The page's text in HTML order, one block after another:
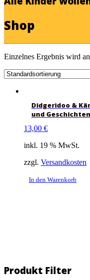
Shop
Einzelnes Ergebnis wird
Didgeridoo &
und
13,00 €
inkl. 19 % MwSt.
zzgl. Versandkosten
In den Warenkorb
Produkt Filter